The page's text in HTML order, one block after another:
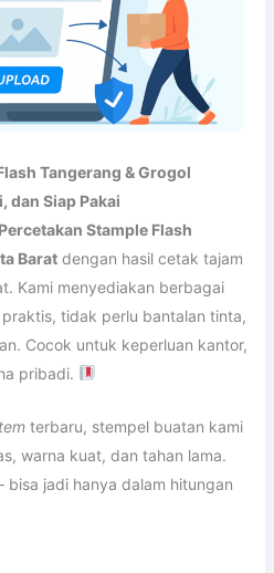
Tangerang & Grogol
dan Siap Pakai
Stample Flash
Baratdengan hasil cetak tajam
Kami menyediakan berbagai
tidak perlu bantalan tinta,
Cocok untuk keperluan kantor,
pribadi.
terbaru, stempel buatan kami
warna kuat, dan tahan lama.
jadi hanya dalam hitungan